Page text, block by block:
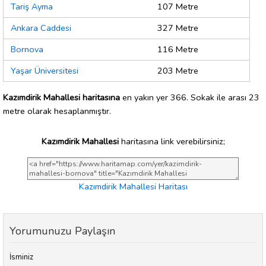
Tariş Ayma
107 Metre
Ankara Caddesi
327 Metre
Bornova
116 Metre
Yaşar Üniversitesi
203 Metre
Kazımdirik Mahallesi haritasına en yakın yer 366. Sokak ile arası 23
metre olarak hesaplanmıştır.
Kazımdirik Mahallesiharitasına link verebilirsiniz;
Kazımdirik Mahallesi Haritası
Yorumunuzu Paylaşın
İsminiz